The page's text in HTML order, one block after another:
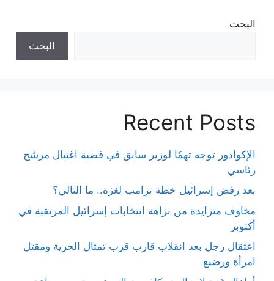
البحث
البحث
Recent Posts
الإكوادور توجه تهمًا لوزير سابق في قضية اغتيال مرشح
رئاسي
بعد رفض إسرائيل خطة ترامب لغزة.. ما التالي؟
مخاوف متزايدة من نزاهة انتخابات إسرائيل المرتقبة في
أكتوبر
اعتقال رجل بعد انقلاب قارب قرب تمثال الحرية ومقتل
امرأة ورضيع